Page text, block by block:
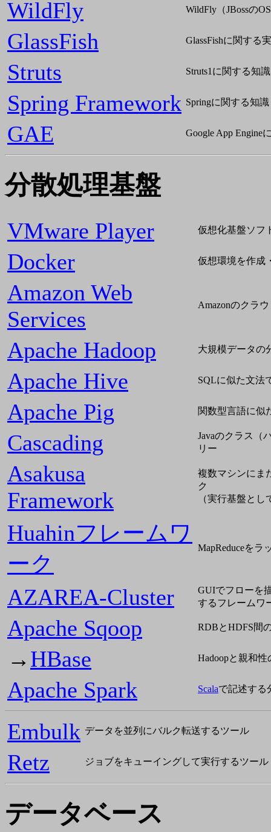
WildFly WildFly（JBossの
GlassFish GlassFishに関する
Struts Struts1に関する知識
Spring Framework Springに関する知識
GAE Google App Engine
分散処理基盤
VMware Player 仮想化基盤ソフ
Docker 仮想環境を作成
Amazon Web
Services
Amazonのクラ
Apache Hadoop 大規模データの
Apache Hive SQLに似た文法
Apache Pig 関数型言語に似
Cascading
Javaのクラス（
リー
Asakusa
Framework
複数マシンにま
ク
（実行基盤とし
Huahinフレームワ
ーク
MapReduceをラ
AZAREA-Cluster
GUIでフローを
するフレームワ
Apache Sqoop RDBとHDFS間
→HBase Hadoopと親和
Apache Spark Scalaで記述する
Embulk データを並列にバルク転送するツール
Retz ジョブをキューイングして実行するツール
データベース